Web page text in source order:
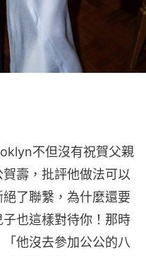
不但沒有祝賀父親
壽，批評他做法可以
了聯繫，為什麼還要
也這樣對待你！那時
他沒去參加公公的八